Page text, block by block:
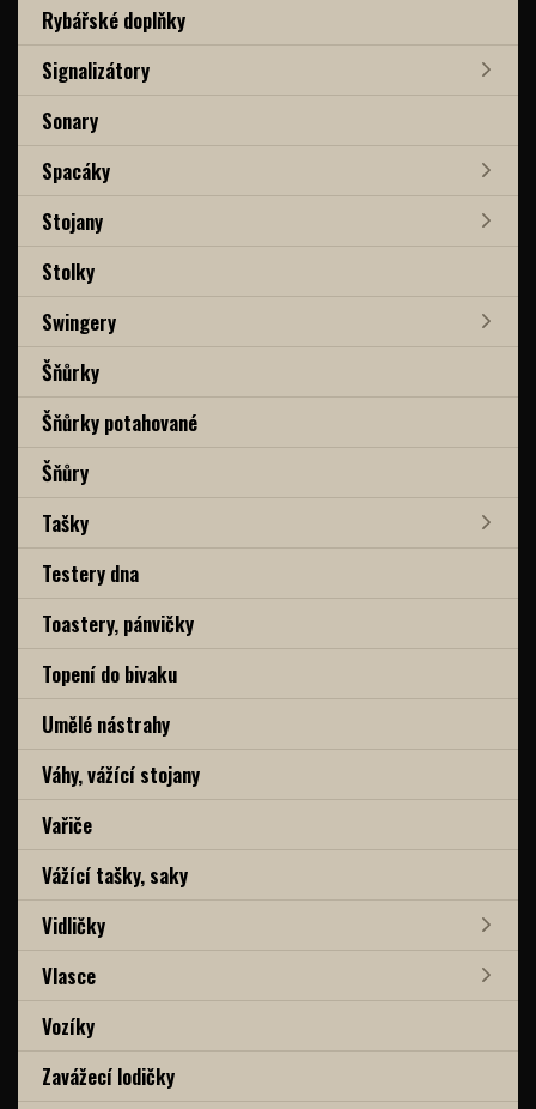
Rybářské doplňky
Signalizátory
Sonary
Spacáky
Stojany
Stolky
Swingery
Šňůrky
Šňůrky potahované
Šňůry
Tašky
Testery dna
Toastery, pánvičky
Topení do bivaku
Umělé nástrahy
Váhy, vážící stojany
Vařiče
Vážící tašky, saky
Vidličky
Vlasce
Vozíky
Zavážecí lodičky